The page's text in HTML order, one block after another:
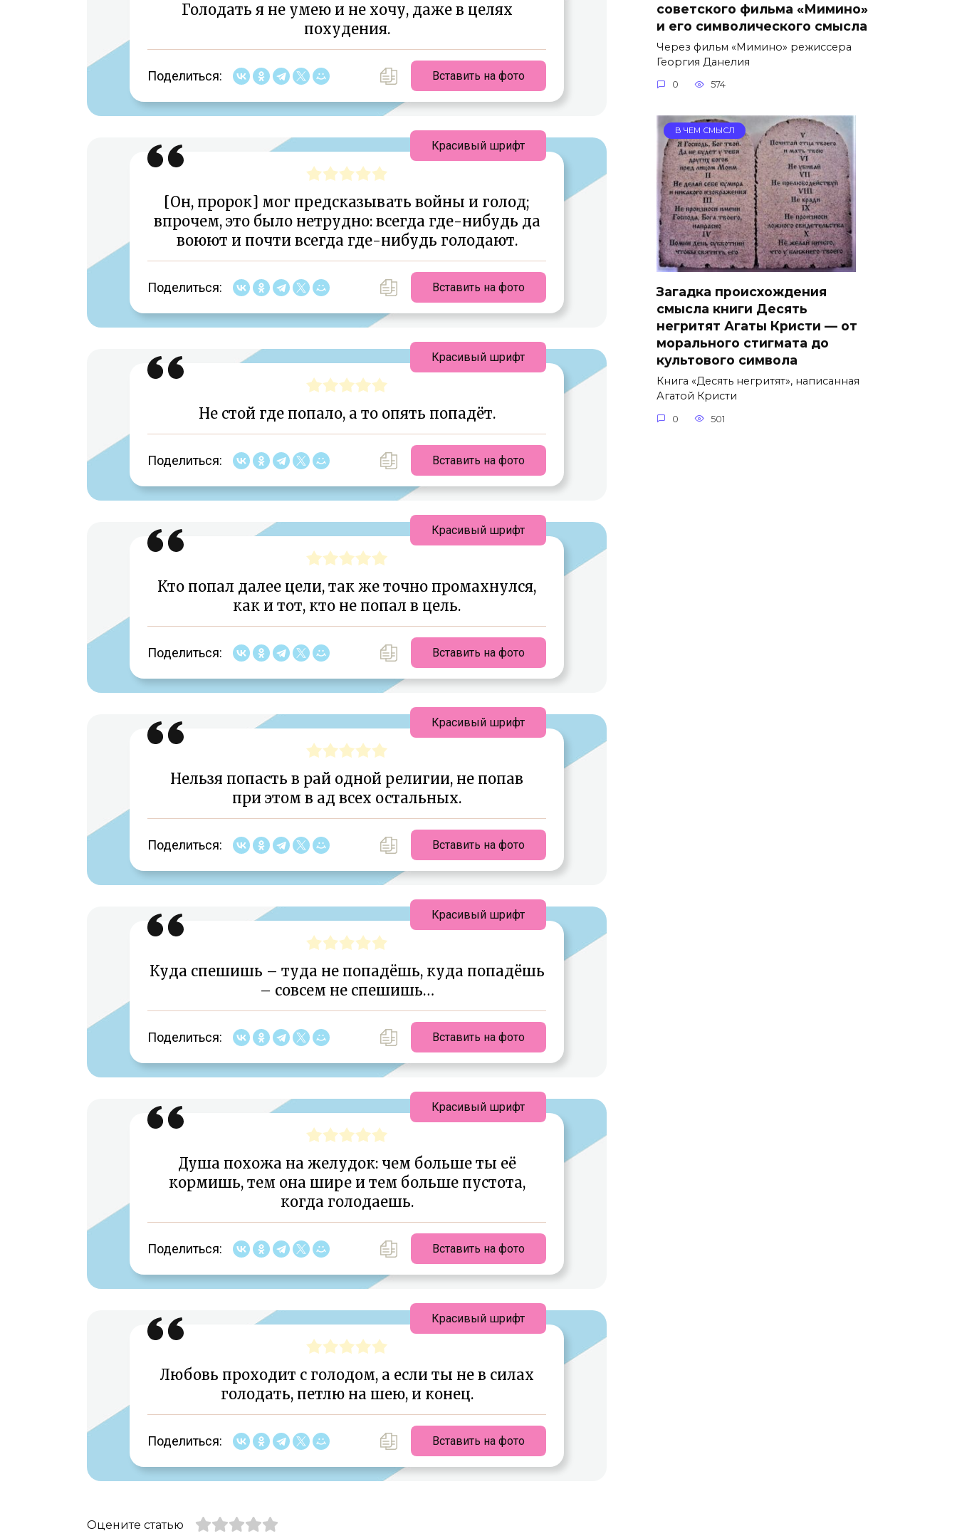
Голодать я не умею и не хочу, даже в целях
похудения.
Поделиться: Вставить на фото
[Он, пророк] мог предсказывать войны и голод;
впрочем, это было нетрудно: всегда где-нибудь да
воюют и почти всегда где-нибудь голодают.
Поделиться: Вставить на фото
Красивый шрифт
Не стой где попало, а то опять попадёт.
Поделиться: Вставить на фото
Красивый шрифт
Кто попал далее цели, так же точно промахнулся,
как и тот, кто не попал в цель.
Поделиться: Вставить на фото
Красивый шрифт
Нельзя попасть в рай одной религии, не попав
при этом в ад всех остальных.
Поделиться: Вставить на фото
Красивый шрифт
Куда спешишь – туда не попадёшь, куда попадёшь
– совсем не спешишь…
Поделиться: Вставить на фото
Красивый шрифт
Душа похожа на желудок: чем больше ты её
кормишь, тем она шире и тем больше пустота,
когда голодаешь.
Поделиться: Вставить на фото
Красивый шрифт
Любовь проходит с голодом, а если ты не в силах
голодать, петлю на шею, и конец.
Поделиться: Вставить на фото
Красивый шрифт
Оцените статью
советского фильма «Мимино»
и его символического смысла
Через фильм «Мимино» режиссера
Георгия Данелия
0 574
В ЧЕМ СМЫСЛ
Загадка происхождения
смысла книги Десять
негритят Агаты Кристи — от
морального стигмата до
культового символа
Книга «Десять негритят», написанная
Агатой Кристи
0 501